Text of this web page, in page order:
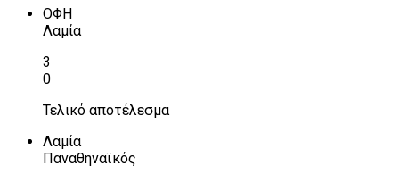
ΟΦΗ
Λαμία
3
0
Τελικό αποτέλεσμα
Λαμία
Παναθηναϊκός